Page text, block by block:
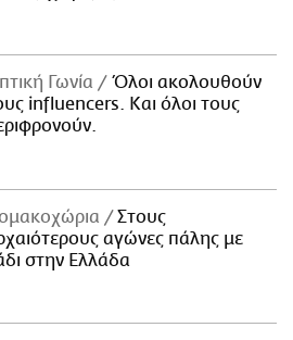
Γωνία
Όλοι ακολουθούν
influencers. Και όλοι τους
Στους
αγώνες πάλης με
στην Ελλάδα